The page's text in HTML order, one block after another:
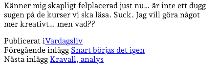
Känner mig skapligt felplacerad just nu… är inte ett dugg
sugen på de kurser vi ska läsa. Suck. Jag vill göra något
mer kreativt… men vad??
Publicerat iVardagsliv
Föregående inlägg Snart börjas det igen
Nästa inlägg Kravall, analys